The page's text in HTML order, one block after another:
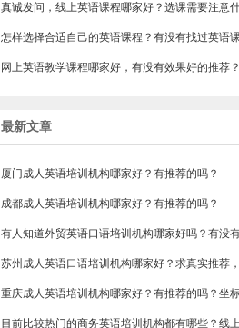
网上英语教学课程哪家好，有没有效果好的推荐？
最新文章
厦门成人英语培训机构哪家好？有推荐的吗？
成都成人英语培训机构哪家好？有推荐的吗？